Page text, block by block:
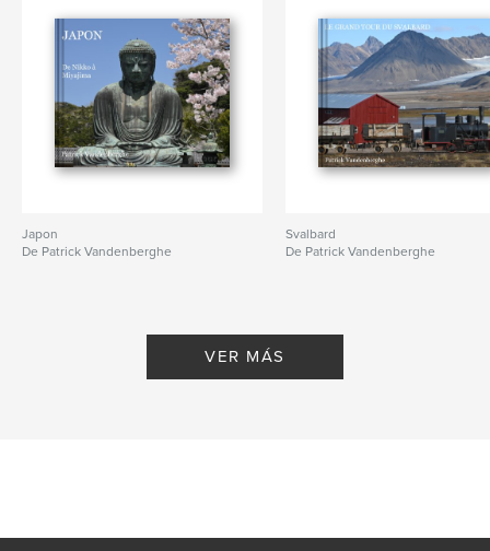
Japon
De Patrick Vandenberghe
Svalbard
De Patrick Vandenberghe
VER MÁS